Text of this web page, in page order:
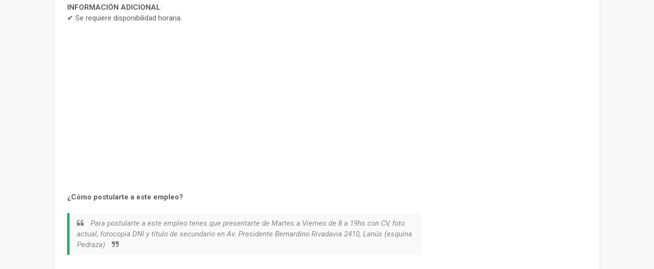
INFORMACIÓN ADICIONAL:
✔ Se requiere disponibilidad horaria.
¿Cómo postularte a este empleo?
Para postularte a este empleo tenes que presentarte de Martes a Viernes de 8 a 19hs con CV, foto
actual, fotocopia DNI y título de secundario en Av. Presidente Bernardino Rivadavia 2410, Lanús (esquina
Pedraza)